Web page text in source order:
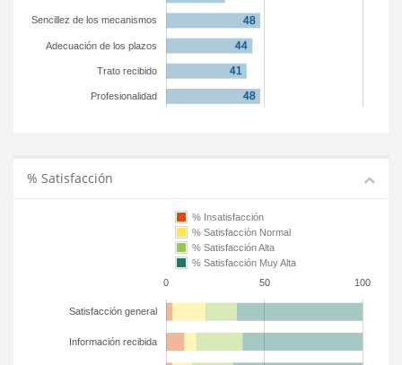
Sencillez de los mecanismos
Adecuación de los plazos
Trato recibido
Profesionalidad
% Satisfacción
0 50 100
Satisfacción general
Información recibida
% Insatisfacción
% Satisfacción Normal
% Satisfacción Alta
% Satisfacción Muy Alta